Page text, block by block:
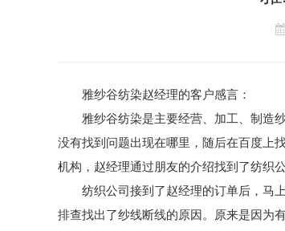
雅纱谷纺染赵经理的客户感言：
雅纱谷纺染是主要经营、加工、制造
没有找到问题出现在哪里，随后在百度上
机构，赵经理通过朋友的介绍找到了纺织公
纺织公司接到了赵经理的订单后，马
排查找出了纱线断线的原因。原来是因为